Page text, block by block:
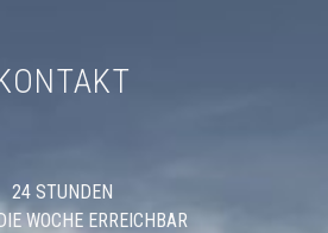
24 STUNDEN
WOCHE ERREICHBAR